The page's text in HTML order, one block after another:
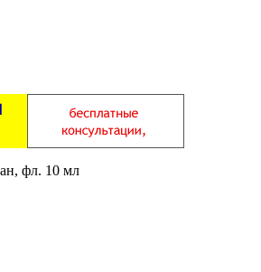
фл. 10 мл